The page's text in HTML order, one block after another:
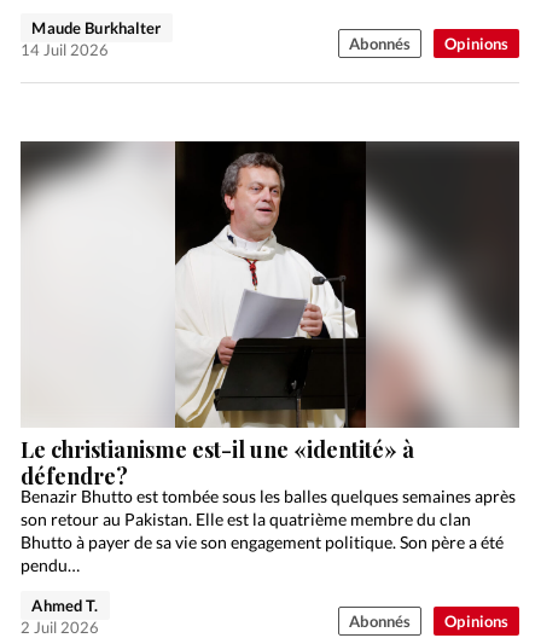
Opinions
Maude Burkhalter
14 Juil 2026
Abonnés
Opinions
Le christianisme est-il une «identité» à
défendre?
Benazir Bhutto est tombée sous les balles quelques semaines après
son retour au Pakistan. Elle est la quatrième membre du clan
Bhutto à payer de sa vie son engagement politique. Son père a été
pendu…
Ahmed T.
2 Juil 2026
Abonnés